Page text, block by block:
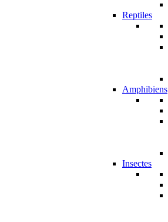
Reptiles
Amphibiens
Insectes